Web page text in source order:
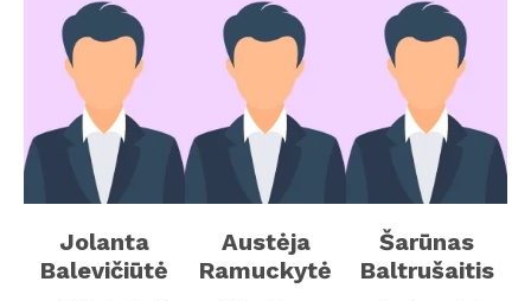
Jolanta
Balevičiūtė
Austėja
Ramuckytė
Šarūnas
Baltrušaitis